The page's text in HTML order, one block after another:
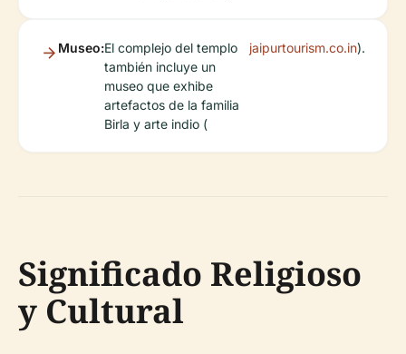
Museo:El complejo del templo
también incluye un
museo que exhibe
artefactos de la familia
Birla y arte indio (
jaipurtourism.co.in).
Significado Religioso
y Cultural